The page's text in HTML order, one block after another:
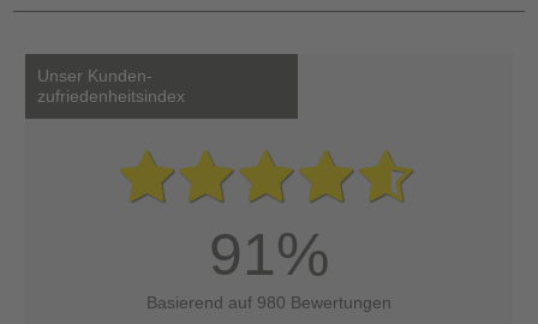
Unser Kunden-
zufriedenheitsindex
91%
Basierend auf 980 Bewertungen